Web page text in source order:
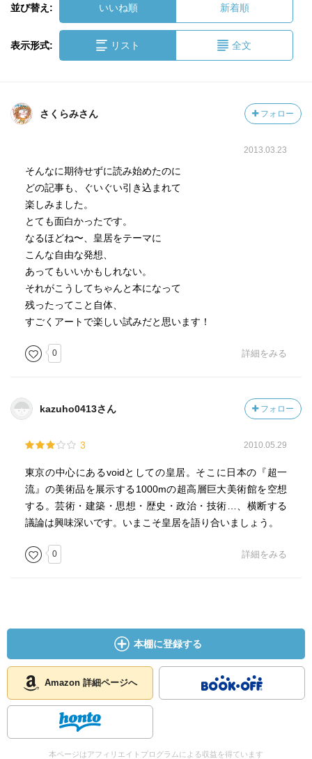
並び替え: いいね順 新着順
表示形式: リスト 全文
さくらみさん フォロー
2013.03.23
そんなに期待せずに読み始めたのに
どの記事も、ぐいぐい引き込まれて
楽しみました。
とても面白かったです。
なるほどね〜、皇居をテーマに
こんな自由な発想、
あってもいいかもしれない。
それがこうしてちゃんと本になって
残ったってこと自体、
すごくアートで楽しい試みだと思います！
0 詳細をみる
kazuho0413さん フォロー
3 2010.05.29
東京の中心にあるvoidとしての皇居。そこに日本の『超一
流』の美術品を展示する1000mの超高層巨大美術館を空想
する。芸術・建築・思想・歴史・政治・技術…、横断する
議論は興味深いです。いまこそ皇居を語り合いましょう。
0 詳細をみる
本棚に登録する
Amazon 詳細ページへ
本ページはアフィリエイトプログラムによる収益を得ています